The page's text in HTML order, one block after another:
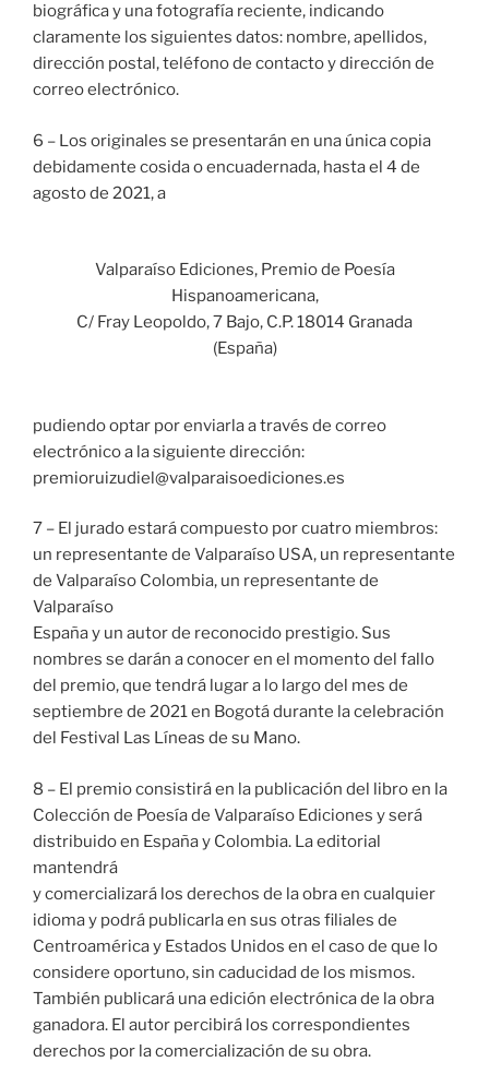
biográfica y una fotografía reciente, indicando
claramente los siguientes datos: nombre, apellidos,
dirección postal, teléfono de contacto y dirección de
correo electrónico.
6 – Los originales se presentarán en una única copia
debidamente cosida o encuadernada, hasta el 4 de
agosto de 2021, a
Valparaíso Ediciones, Premio de Poesía
Hispanoamericana,
C/ Fray Leopoldo, 7 Bajo, C.P. 18014 Granada
(España)
pudiendo optar por enviarla a través de correo
electrónico a la siguiente dirección:
premioruizudiel@valparaisoediciones.es
7 – El jurado estará compuesto por cuatro miembros:
un representante de Valparaíso USA, un representante
de Valparaíso Colombia, un representante de
Valparaíso
España y un autor de reconocido prestigio. Sus
nombres se darán a conocer en el momento del fallo
del premio, que tendrá lugar a lo largo del mes de
septiembre de 2021 en Bogotá durante la celebración
del Festival Las Líneas de su Mano.
8 – El premio consistirá en la publicación del libro en la
Colección de Poesía de Valparaíso Ediciones y será
distribuido en España y Colombia. La editorial
mantendrá
y comercializará los derechos de la obra en cualquier
idioma y podrá publicarla en sus otras filiales de
Centroamérica y Estados Unidos en el caso de que lo
considere oportuno, sin caducidad de los mismos.
También publicará una edición electrónica de la obra
ganadora. El autor percibirá los correspondientes
derechos por la comercialización de su obra.